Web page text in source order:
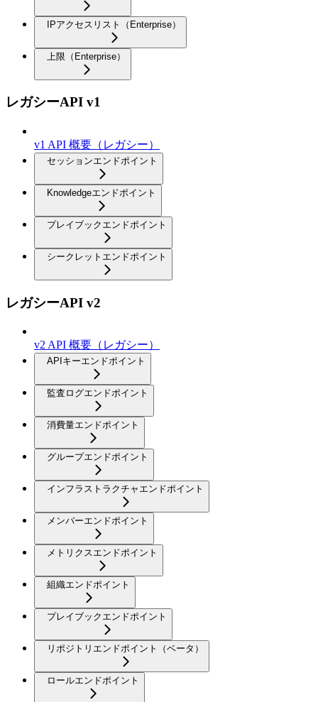
IPアクセスリスト（Enterprise）
上限（Enterprise）
レガシーAPI v1
v1 API 概要（レガシー）
セッションエンドポイント
Knowledgeエンドポイント
プレイブックエンドポイント
シークレットエンドポイント
レガシーAPI v2
v2 API 概要（レガシー）
APIキーエンドポイント
監査ログエンドポイント
消費量エンドポイント
グループエンドポイント
インフラストラクチャエンドポイント
メンバーエンドポイント
メトリクスエンドポイント
組織エンドポイント
プレイブックエンドポイント
リポジトリエンドポイント（ベータ）
ロールエンドポイント